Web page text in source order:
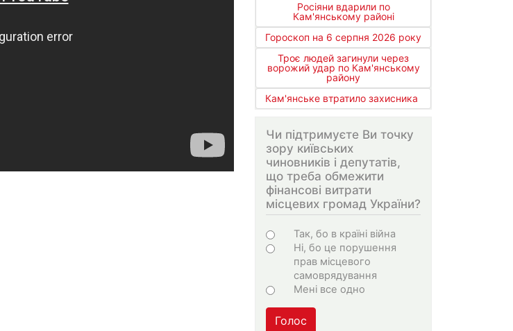
Росіяни вдарили по
Кам'янському районі
Гороскоп на 6 серпня 2026 року
Троє людей загинули через
ворожий удар по Кам'янському
району
Кам'янське втратило захисника
Чи підтримуєте Ви точку
зору київських
чиновників і депутатів,
що треба обмежити
фінансові витрати
місцевих громад України?
Choices
Так, бо в країні війна
Ні, бо це порушення
прав місцевого
самоврядування
Мені все одно
Голос